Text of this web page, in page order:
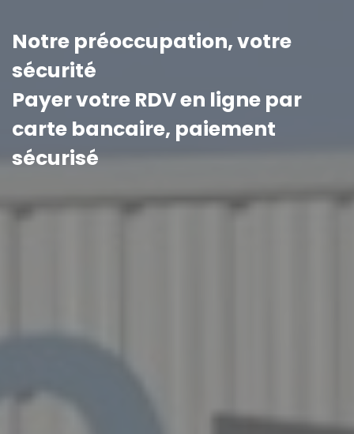
Notre préoccupation, votre
sécurité
Payer votre RDV en ligne par
carte bancaire, paiement
sécurisé